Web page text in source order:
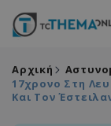
Αρχική
17χρονο Στη
Και Τον